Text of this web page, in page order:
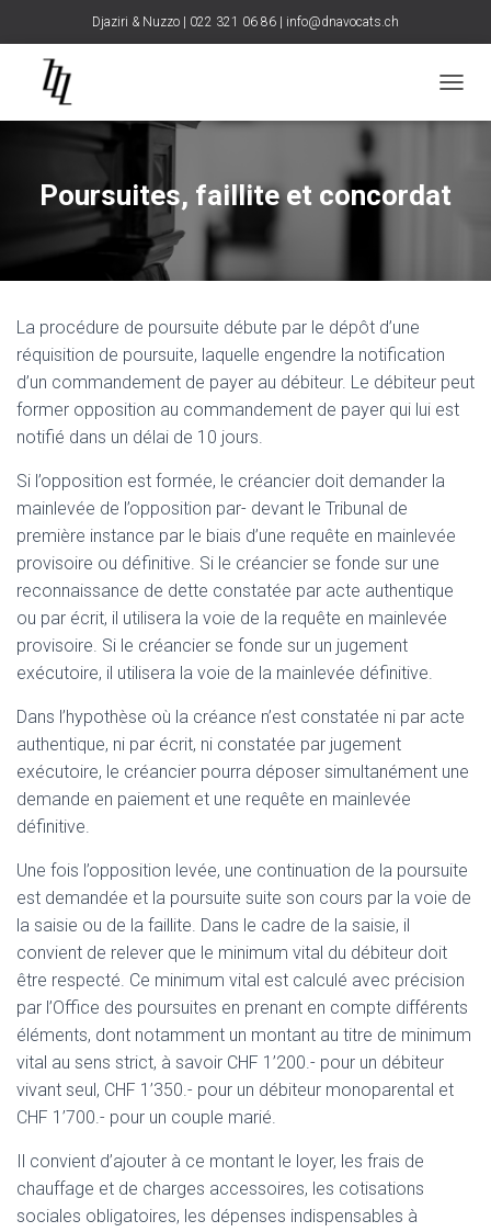
Djaziri & Nuzzo | 022 321 06 86 | info@dnavocats.ch
É
A
T
Poursuites, faillite et concordat
La procédure de poursuite débute par le dépôt d’une
réquisition de poursuite, laquelle engendre la notification
d’un commandement de payer au débiteur. Le débiteur peut
former opposition au commandement de payer qui lui est
notifié dans un délai de 10 jours.
Si l’opposition est formée, le créancier doit demander la
mainlevée de l’opposition par- devant le Tribunal de
première instance par le biais d’une requête en mainlevée
provisoire ou définitive. Si le créancier se fonde sur une
reconnaissance de dette constatée par acte authentique
ou par écrit, il utilisera la voie de la requête en mainlevée
provisoire. Si le créancier se fonde sur un jugement
exécutoire, il utilisera la voie de la mainlevée définitive.
Dans l’hypothèse où la créance n’est constatée ni par acte
authentique, ni par écrit, ni constatée par jugement
exécutoire, le créancier pourra déposer simultanément une
demande en paiement et une requête en mainlevée
définitive.
Une fois l’opposition levée, une continuation de la poursuite
est demandée et la poursuite suite son cours par la voie de
la saisie ou de la faillite. Dans le cadre de la saisie, il
convient de relever que le minimum vital du débiteur doit
être respecté. Ce minimum vital est calculé avec précision
par l’Office des poursuites en prenant en compte différents
éléments, dont notamment un montant au titre de minimum
vital au sens strict, à savoir CHF 1’200.- pour un débiteur
vivant seul, CHF 1’350.- pour un débiteur monoparental et
CHF 1’700.- pour un couple marié.
Il convient d’ajouter à ce montant le loyer, les frais de
chauffage et de charges accessoires, les cotisations
sociales obligatoires, les dépenses indispensables à